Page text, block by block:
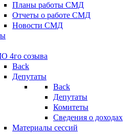
Планы работы СМД
Отчеты о работе СМД
Новости СМД
4го созыва
Back
Депутаты
Back
Депутаты
Комитеты
Сведения о доходах
Материалы сессий